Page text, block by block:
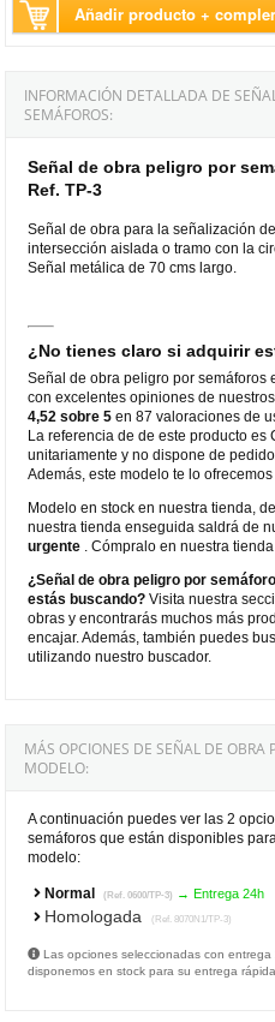
Añadir producto +
INFORMACIÓN DETALLADA DE
SEMÁFOROS:
Señal de obra peligro por
Ref. TP-3
Señal de obra para la señalización
intersección aislada o tramo con la
Señal metálica de 70 cms largo.
¿No tienes claro si adquirir
Señal de obra peligro por semáforos
con excelentes opiniones de
4,52 sobre 5 en 87 valoraciones de
La referencia de de este producto
unitariamente y no dispone de
Además, este modelo te lo
Modelo en stock en nuestra tienda,
nuestra tienda enseguida saldrá de
urgente . Cómpralo en nuestra
¿Señal de obra peligro por
estás buscando? Visita nuestra
obras y encontrarás muchos más
encajar. Además, también puedes
utilizando nuestro buscador.
MÁS OPCIONES DE SEÑAL DE OBRA
MODELO:
A continuación puedes ver las 2
semáforos que están disponibles
modelo:
Normal (Ref. 0600/TP-3) → Entrega 24h
Homologada (Ref. 8070N1/TP-3)
Las opciones seleccionadas con
disponemos en stock para su entrega rápida.